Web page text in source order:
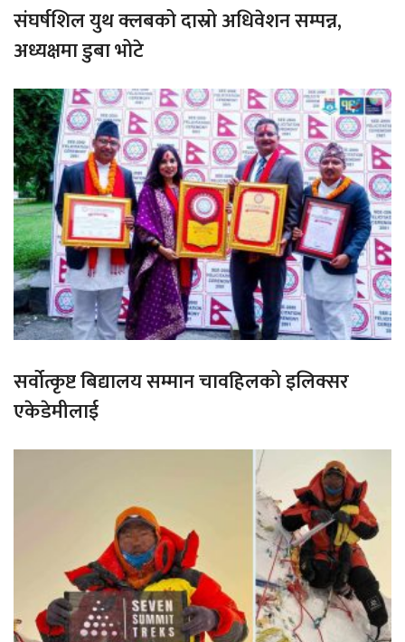
संघर्षशिल युथ क्लबको दास्रो अधिवेशन सम्पन्न,
अध्यक्षमा डुबा भोटे
सर्वोत्कृष्ट बिद्यालय सम्मान चावहिलको इलिक्सर
एकेडेमीलाई